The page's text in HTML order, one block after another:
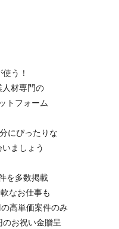
う！
人材専門の
トフォーム
にぴったりな
ましょう
を多数掲載
なお仕事も
高単価案件のみ
のお祝い金贈呈